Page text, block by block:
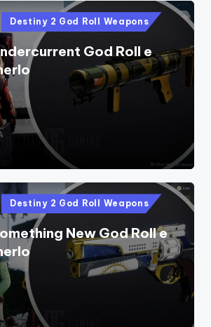
Destiny 2 God Roll Weapons
God Roll e
Destiny 2 God Roll Weapons
New God Roll e